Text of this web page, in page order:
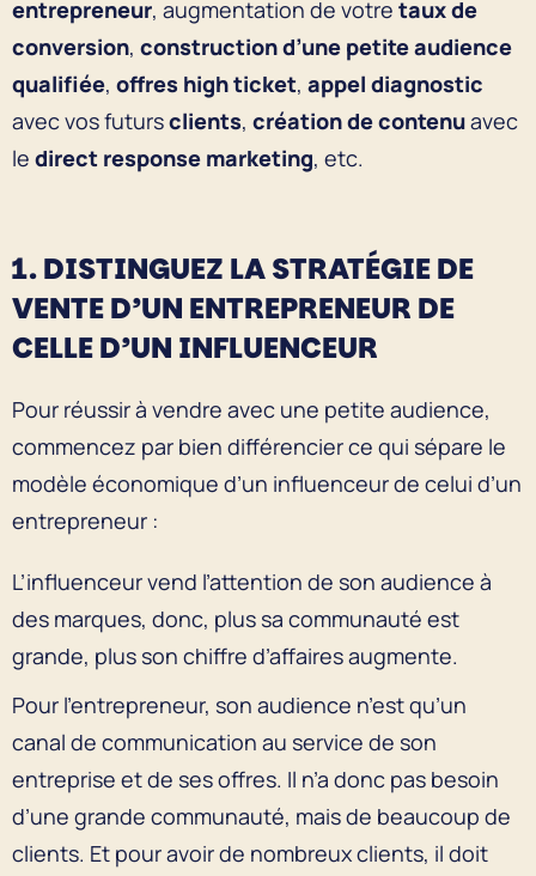
entrepreneur, augmentation de votre taux de
conversion, construction d’une petite audience
qualifiée, offres high ticket, appel diagnostic
avec vos futursclients, création de contenuavec
le direct response marketing, etc.
1. DISTINGUEZ LA STRATÉGIE DE
VENTE D’UN ENTREPRENEUR DE
CELLE D’UN INFLUENCEUR
Pour réussir à vendre avec une petite audience,
commencez par bien différencier ce qui sépare le
modèle économique d’un influenceur de celui d’un
entrepreneur :
L’influenceur vend l’attention de son audience à
des marques, donc, plus sa communauté est
grande, plus son chiffre d’affaires augmente.
Pour l’entrepreneur, son audience n’est qu’un
canal de communication au service de son
entreprise et de ses offres. Il n’a donc pas besoin
d’une grande communauté, mais de beaucoup de
clients. Et pour avoir de nombreux clients, il doit